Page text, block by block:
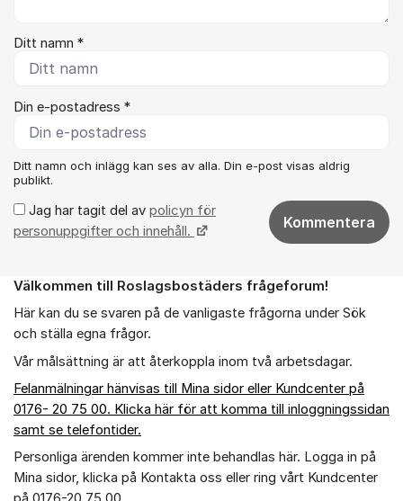
Ditt namn *
Din e-postadress *
Ditt namn och inlägg kan ses av alla. Din e-post visas aldrig
publikt.
Jag har tagit del av policyn för
personuppgifter och innehåll.
Kommentera
Om forumet
Välkommen till Roslagsbostäders frågeforum!
Här kan du se svaren på de vanligaste frågorna under Sök
och ställa egna frågor.
Vår målsättning är att återkoppla inom två arbetsdagar.
Felanmälningar hänvisas till Mina sidor eller Kundcenter på
0176- 20 75 00. Klicka här för att komma till inloggningssidan
samt se telefontider.
Personliga ärenden kommer inte behandlas här. Logga in på
Mina sidor, klicka på Kontakta oss eller ring vårt Kundcenter